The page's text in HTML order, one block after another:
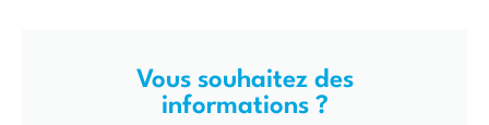
Vous souhaitez des
informations ?